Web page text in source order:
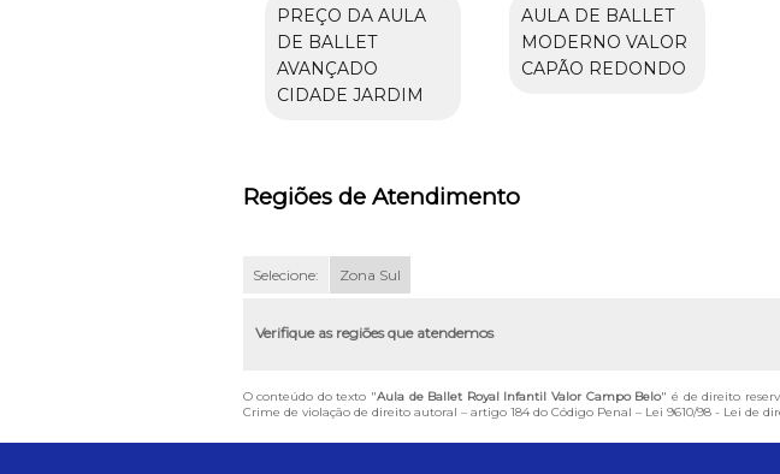
PREÇO DA AULA
DE BALLET
AVANÇADO
CIDADE JARDIM
AULA DE BALLET
MODERNO VALOR
CAPÃO REDONDO
Regiões de Atendimento
Selecione: Zona Sul
Verifique as regiões que atendemos
O conteúdo do texto "Aula de Ballet Royal Infantil Valor Campo Belo" é de direito
Crime de violação de direito autoral – artigo 184 do Código Penal – Lei 9610/98 - Lei de